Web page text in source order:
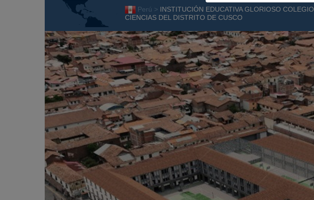
Perú > INSTITUCIÓN EDUCATIVA GLORIOSO
CIENCIAS DEL DISTRITO DE CUSCO